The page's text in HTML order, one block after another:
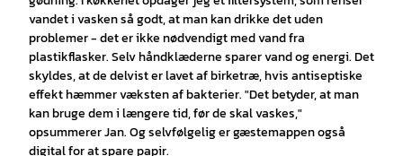
vandet i vasken så godt, at man kan drikke det uden
problemer - det er ikke nødvendigt med vand fra
plastikflasker. Selv håndklæderne sparer vand og energi. Det
skyldes, at de delvist er lavet af birketræ, hvis antiseptiske
effekt hæmmer væksten af bakterier. "Det betyder, at man
kan bruge dem i længere tid, før de skal vaskes,"
opsummerer Jan. Og selvfølgelig er gæstemappen også
digital for at spare papir.